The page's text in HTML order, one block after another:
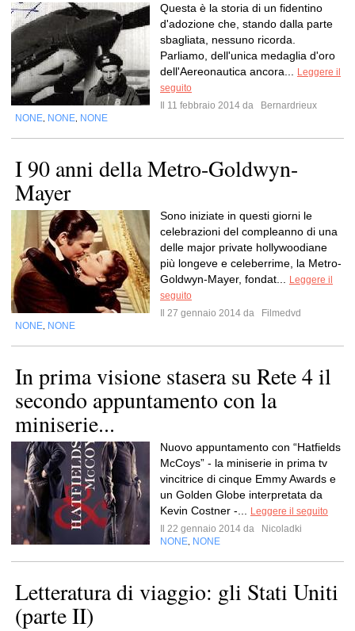
Questa è la storia di un fidentino
d'adozione che, stando dalla parte
sbagliata, nessuno ricorda.
Parliamo, dell'unica medaglia d'oro
dell'Aereonautica ancora...
Leggere il
seguito
Il 11 febbraio 2014 da
Bernardrieux
NONE NONE NONE
I 90 anni della Metro-Goldwyn-
Mayer
Sono iniziate in questi giorni le
celebrazioni del compleanno di una
delle major private hollywoodiane
più longeve e celeberrime, la Metro-
Goldwyn-Mayer, fondat...
Leggere il
seguito
Il 27 gennaio 2014 da
Filmedvd
NONE NONE
In prima visione stasera su Rete 4 il
secondo appuntamento con la
miniserie...
Nuovo appuntamento con “Hatfields
McCoys” - la miniserie in prima tv
vincitrice di cinque Emmy Awards e
un Golden Globe interpretata da
Kevin Costner -...
Leggere il seguito
Il 22 gennaio 2014 da
Nicoladki
NONE NONE
Letteratura di viaggio: gli Stati Uniti
(parte II)